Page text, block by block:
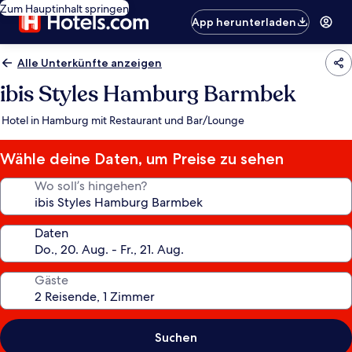
Zum Hauptinhalt springen
App herunterladen
Alle Unterkünfte anzeigen
ibis Styles Hamburg Barmbek
Hotel in Hamburg mit Restaurant und Bar/Lounge
Wähle deine Daten, um Preise zu sehen
Wo soll’s hingehen?
Daten
Gäste
Suchen